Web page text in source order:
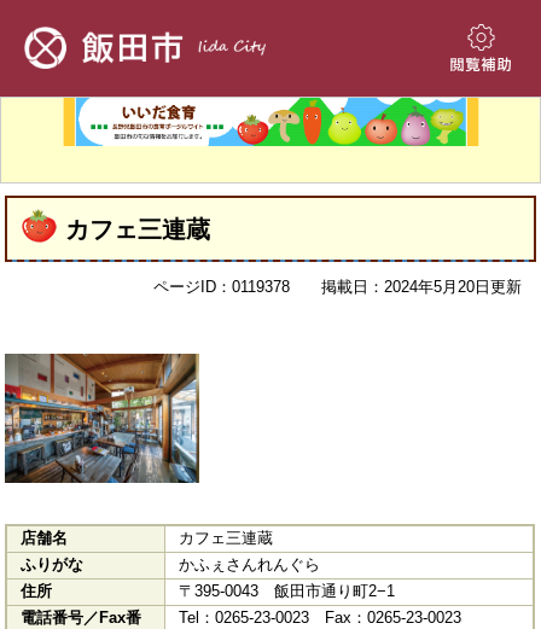
す。
し
文
閲
補
助
文
カフェ三連蔵
ページID：0119378 掲載日：2024年5月20日更新
店舗名
カフェ三連蔵
ふりがな
かふぇさんれんぐら
住所
〒395-0043 飯田市通り町2−1
電話番号／Fax番
Tel：0265-23-0023 Fax：0265-23-0023